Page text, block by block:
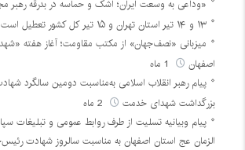
«وداعی به وسعت ایران؛ اشک و حماسه در بدرقه رهبر
۱۳ و ۱۴ تیر استان تهران و ۱۵ تیر کل کشور تعطیل است
میزبانی «نصف‌جهان» از مکتب مقاومت؛ آغاز هفته
اصفهان
پیام رهبر انقلاب اسلامی به‌مناسبت دومین سالگرد
بزرگداشت شهدای خدمت
پیام وبیانیه تسلیت از طرف روابط عمومی و تبلیغات
الزمان عج استان اصفهان به مناسبت سالروز شهادت